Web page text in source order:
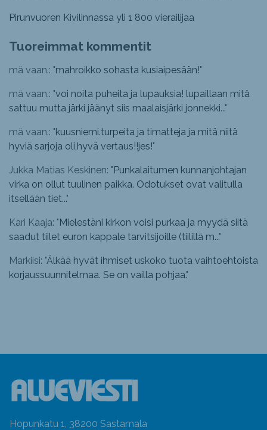
Pirunvuoren Kivilinnassa yli 1 800 vierailijaa
Tuoreimmat kommentit
mä vaan.: "mahroikko sohasta kusiaipesään!"
mä vaan.: "voi noita puheita ja lupauksia! lupaillaan mitä
sattuu mutta järki jäänyt siis maalaisjärki jonnekki..."
mä vaan.: "kuusniemi.turpeita ja timatteja ja mitä niitä
hyviä sarjoja oli,hyvä vertaus!!jes!"
Jukka Matias Keskinen: "Punkalaitumen kunnanjohtajan
virka on ollut tuulinen paikka. Odotukset ovat valitulla
itsellään tiet..."
Kari Kaaja: "Mielestäni kirkon voisi purkaa ja myydä siitä
saadut tiilet euron kappale tarvitsijoille (tiilillä m..."
Markiisi: "Älkää hyvät ihmiset uskoko tuota vaihtoehtoista
korjaussuunnitelmaa. Se on vailla pohjaa."
Hopunkatu 1, 38200 Sastamala